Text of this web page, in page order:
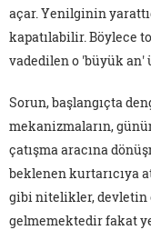
açar. Yenilginin
kapatılabilir. Böylece
vadedilen o 'büyük an'
Sorun, başlangıçta
mekanizmaların,
çatışma aracına
beklenen kurtarıcıya
gibi nitelikler, devletin
gelmemektedir fakat